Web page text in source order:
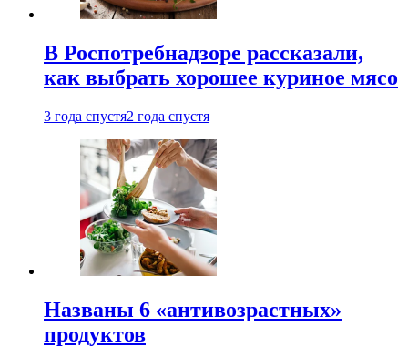
В Роспотребнадзоре рассказали,
как выбрать хорошее куриное мясо
3 года спустя2 года спустя
Названы 6 «антивозрастных»
продуктов